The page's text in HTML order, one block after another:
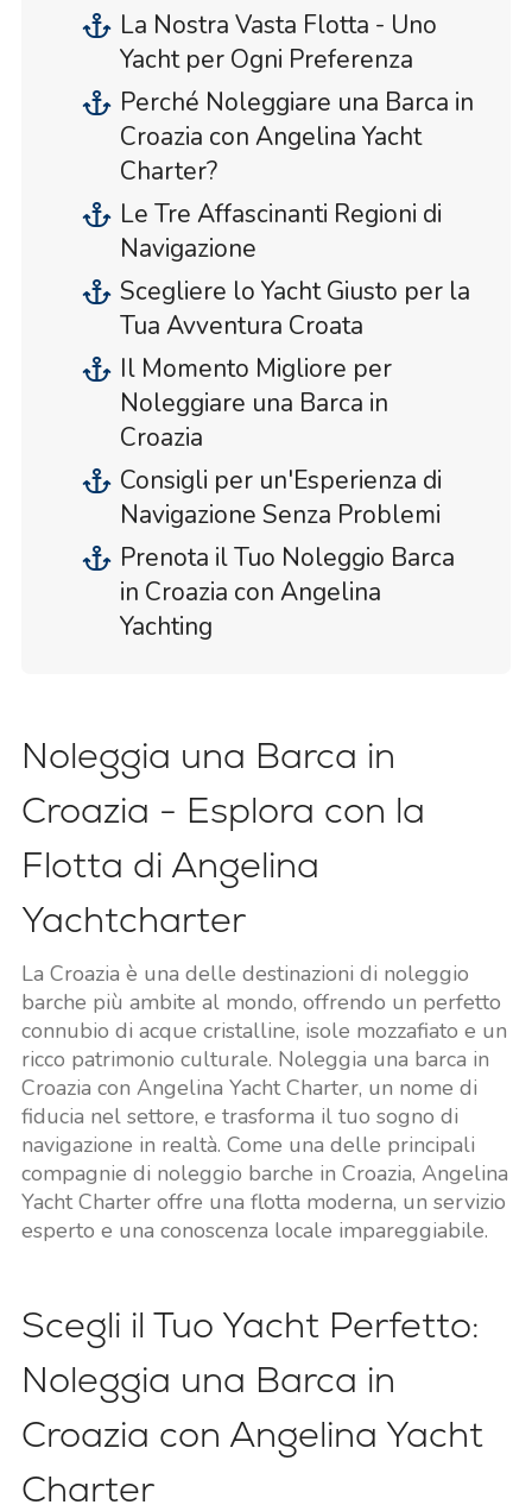
La Nostra Vasta Flotta - Uno
Yacht per Ogni Preferenza
Perché Noleggiare una Barca in
Croazia con Angelina Yacht
Charter?
Le Tre Affascinanti Regioni di
Navigazione
Scegliere lo Yacht Giusto per la
Tua Avventura Croata
Il Momento Migliore per
Noleggiare una Barca in
Croazia
Consigli per un'Esperienza di
Navigazione Senza Problemi
Prenota il Tuo Noleggio Barca
in Croazia con Angelina
Yachting
Noleggia una Barca in
Croazia - Esplora con la
Flotta di Angelina
Yachtcharter
La Croazia è una delle destinazioni di noleggio
barche più ambite al mondo, offrendo un perfetto
connubio di acque cristalline, isole mozzafiato e un
ricco patrimonio culturale. Noleggia una barca in
Croazia con Angelina Yacht Charter, un nome di
fiducia nel settore, e trasforma il tuo sogno di
navigazione in realtà. Come una delle principali
compagnie di noleggio barche in Croazia, Angelina
Yacht Charter offre una flotta moderna, un servizio
esperto e una conoscenza locale impareggiabile.
Scegli il Tuo Yacht Perfetto:
Noleggia una Barca in
Croazia con Angelina Yacht
Charter